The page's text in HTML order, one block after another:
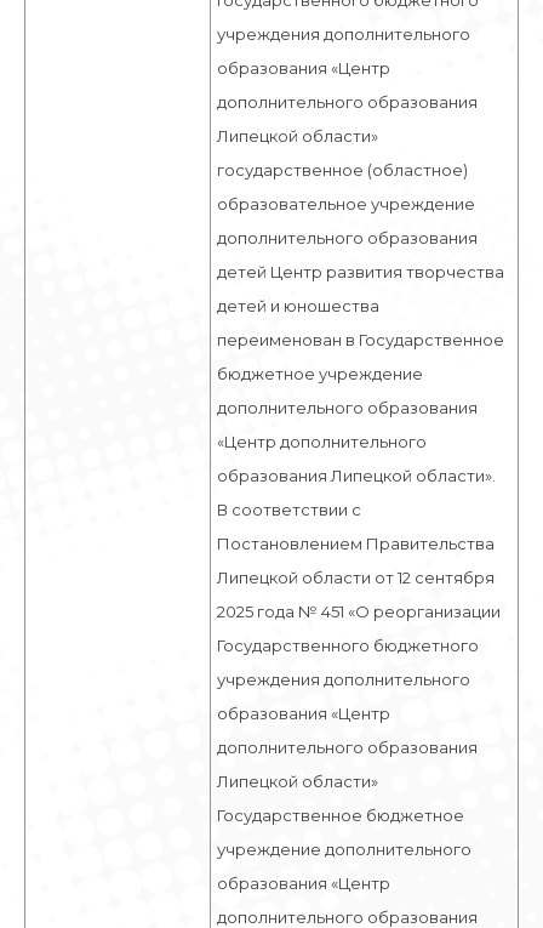
учреждения дополнительного
образования «Центр
дополнительного образования
Липецкой области»
государственное (областное)
образовательное учреждение
дополнительного образования
детей Центр развития творчества
детей и юношества
переименован в Государственное
бюджетное учреждение
дополнительного образования
«Центр дополнительного
образования Липецкой области».
В соответствии с
Постановлением Правительства
Липецкой области от 12 сентября
2025 года № 451 «О реорганизации
Государственного бюджетного
учреждения дополнительного
образования «Центр
дополнительного образования
Липецкой области»
Государственное бюджетное
учреждение дополнительного
образования «Центр
дополнительного образования